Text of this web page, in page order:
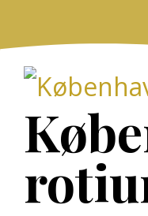
content